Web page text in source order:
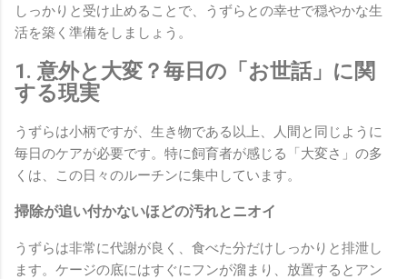
しっかりと受け止めることで、うずらとの幸せで穏やかな生
活を築く準備をしましょう。
1. 意外と大変？毎日の「お世話」に関
する現実
うずらは小柄ですが、生き物である以上、人間と同じように
毎日のケアが必要です。特に飼育者が感じる「大変さ」の多
くは、この日々のルーチンに集中しています。
掃除が追い付かないほどの汚れとニオイ
うずらは非常に代謝が良く、食べた分だけしっかりと排泄し
ます。ケージの底にはすぐにフンが溜まり、放置するとアン